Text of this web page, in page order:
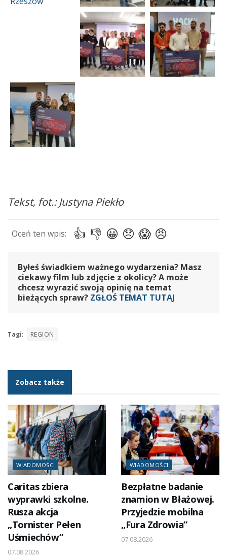
Tekst, fot.: Justyna Piekło
Byłeś świadkiem ważnego wydarzenia? Masz
ciekawy film lub zdjęcie z okolicy? A może
chcesz wyrazić swoją opinię na temat
bieżących spraw? ZGŁOŚ TEMAT TUTAJ
Tagi: REGION
Zobacz także
WIADOMOŚCI
Caritas zbiera
wyprawki szkolne.
Rusza akcja
„Tornister Pełen
Uśmiechów”
07.08.2026
WIADOMOŚCI
Bezpłatne badanie
znamion w Błażowej.
Przyjedzie mobilna
„Fura Zdrowia”
07.08.2026